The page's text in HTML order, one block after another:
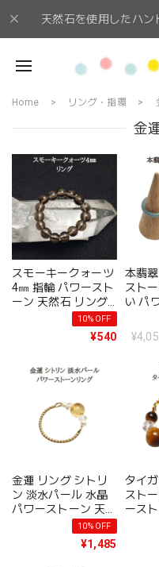
天然石を使用したハ
Home リング・指環
金
スモーキークォーツ
4㎜ 指輪 パワースト
ーン 天然石 リング
仕事運 厄除け お守
り アクセサリー
10%OFF
¥540
本翡
スト
い パ
天然
マー
号 リ
サリ
プレ
メー
金運 リング シトリ
ン 淡水パール 水晶
パワーストーン 天然
石 リング 指輪 パワ
ーストーン リング
メール便 送料無料
10%OFF
¥1,485
タイ
スト
ース
11号
目石
晶 天